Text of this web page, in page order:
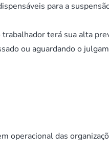
para a
terá sua alta
ou aguardando o
operacional das